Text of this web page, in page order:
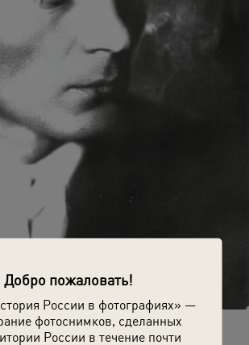
Добро пожаловать!
России в фотографиях» —
фотоснимков, сделанных
России в течение почти
Пудовкин